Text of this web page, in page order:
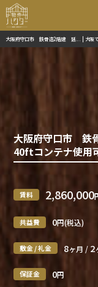
大阪府守口市 鉄骨造2階建 延... | 大阪で
大阪府守口市 鉄
40ftコンテナ使用
賃料 2,860,000
共益費 0円(税込)
敷金 / 礼金 8ヶ月 / 2
保証金 0円